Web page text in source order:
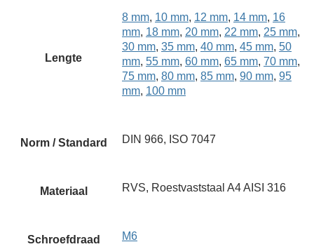
Lengte
8 mm, 10 mm, 12 mm, 14 mm, 16
mm, 18 mm, 20 mm, 22 mm, 25 mm,
30 mm, 35 mm, 40 mm, 45 mm, 50
mm, 55 mm, 60 mm, 65 mm, 70 mm,
75 mm, 80 mm, 85 mm, 90 mm, 95
mm, 100 mm
Norm / Standard DIN 966, ISO 7047
Materiaal RVS, Roestvaststaal A4 AISI 316
Schroefdraad M6